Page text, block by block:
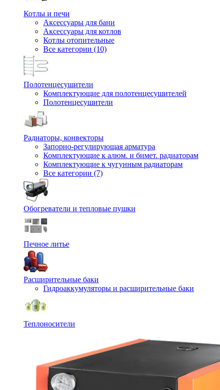
Котлы и печи
Аксессуары для бани
Аксессуары для котлов
Котлы отопительные
Все категории (10)
Полотенцесушители
Комплектующие для полотенцесушителей
Полотенцесушители
Радиаторы, конвекторы
Запорно-регулирующая арматура
Комплектующие к алюм. и бимет. радиаторам
Комплектующие к чугунным радиаторам
Все категории (7)
Обогреватели и тепловые пушки
Печное литье
Расширительные баки
Гидроаккумуляторы и расширительные баки
Теплоносители